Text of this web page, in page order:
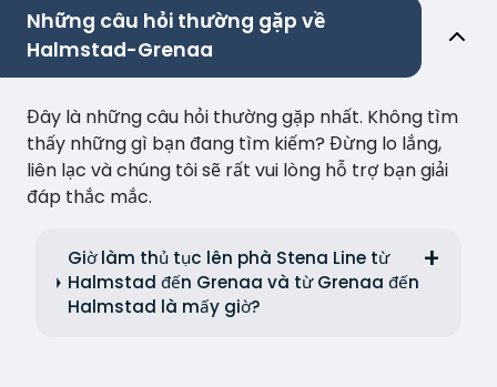
Những câu hỏi thường gặp về
Halmstad-Grenaa
Đây là những câu hỏi thường gặp nhất. Không tìm
thấy những gì bạn đang tìm kiếm? Đừng lo lắng,
liên lạc và chúng tôi sẽ rất vui lòng hỗ trợ bạn giải
đáp thắc mắc.
Giờ làm thủ tục lên phà Stena Line từ
Halmstad đến Grenaa và từ Grenaa đến
Halmstad là mấy giờ?